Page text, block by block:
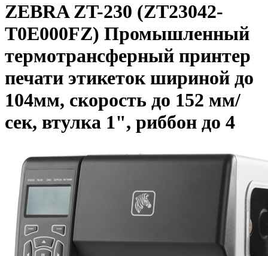
ZEBRA ZT-230 (ZT23042-
T0E000FZ) Промышленный
термотрансферный принтер
печати этикеток шириной до
104мм, скорость до 152 мм/
сек, втулка 1", риббон до 4